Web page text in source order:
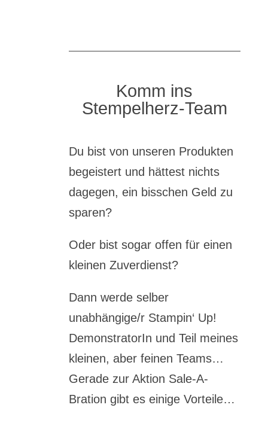
Komm ins
Stempelherz-Team
Du bist von unseren Produkten
begeistert und hättest nichts
dagegen, ein bisschen Geld zu
sparen?
Oder bist sogar offen für einen
kleinen Zuverdienst?
Dann werde selber
unabhängige/r Stampin‘ Up!
DemonstratorIn und Teil meines
kleinen, aber feinen Teams…
Gerade zur Aktion Sale-A-
Bration gibt es einige Vorteile…